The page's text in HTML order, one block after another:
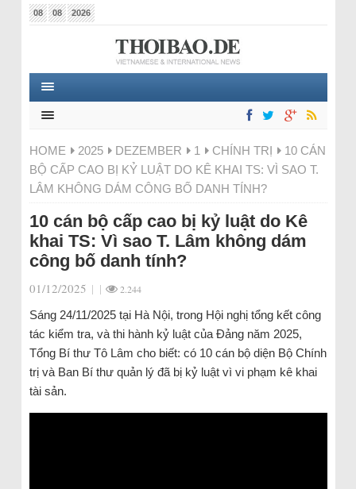
08 08 2026
HOME 2025 DEZEMBER 1 CHÍNH TRỊ
10 CÁN
BỘ CẤP CAO BỊ KỶ LUẬT DO KÊ KHAI TS: VÌ SAO T.
LÂM KHÔNG DÁM CÔNG BỐ DANH TÍNH?
10 cán bộ cấp cao bị kỷ luật do Kê
khai TS: Vì sao T. Lâm không dám
công bố danh tính?
01/12/2025 | | 2.244
Sáng 24/11/2025 tại Hà Nội, trong Hội nghị tổng kết công
tác kiểm tra, và thi hành kỷ luật của Đảng năm 2025,
Tổng Bí thư Tô Lâm cho biết: có 10 cán bộ diện Bộ Chính
trị và Ban Bí thư quản lý đã bị kỷ luật vì vi phạm kê khai
tài sản.